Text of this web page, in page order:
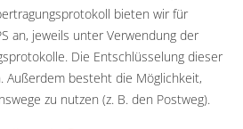
bieten wir für
an, jeweils unter Verwendung der
Die Entschlüsselung dieser
Außerdem besteht die Möglichkeit,
zu nutzen (z. B. den Postweg).